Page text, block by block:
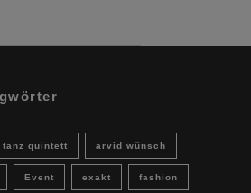
tanz quintett arvid wünsch
Event exakt fashion